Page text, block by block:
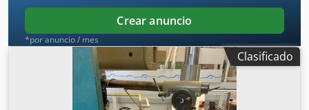
Crear anuncio
*por anuncio / mes
Clasificado